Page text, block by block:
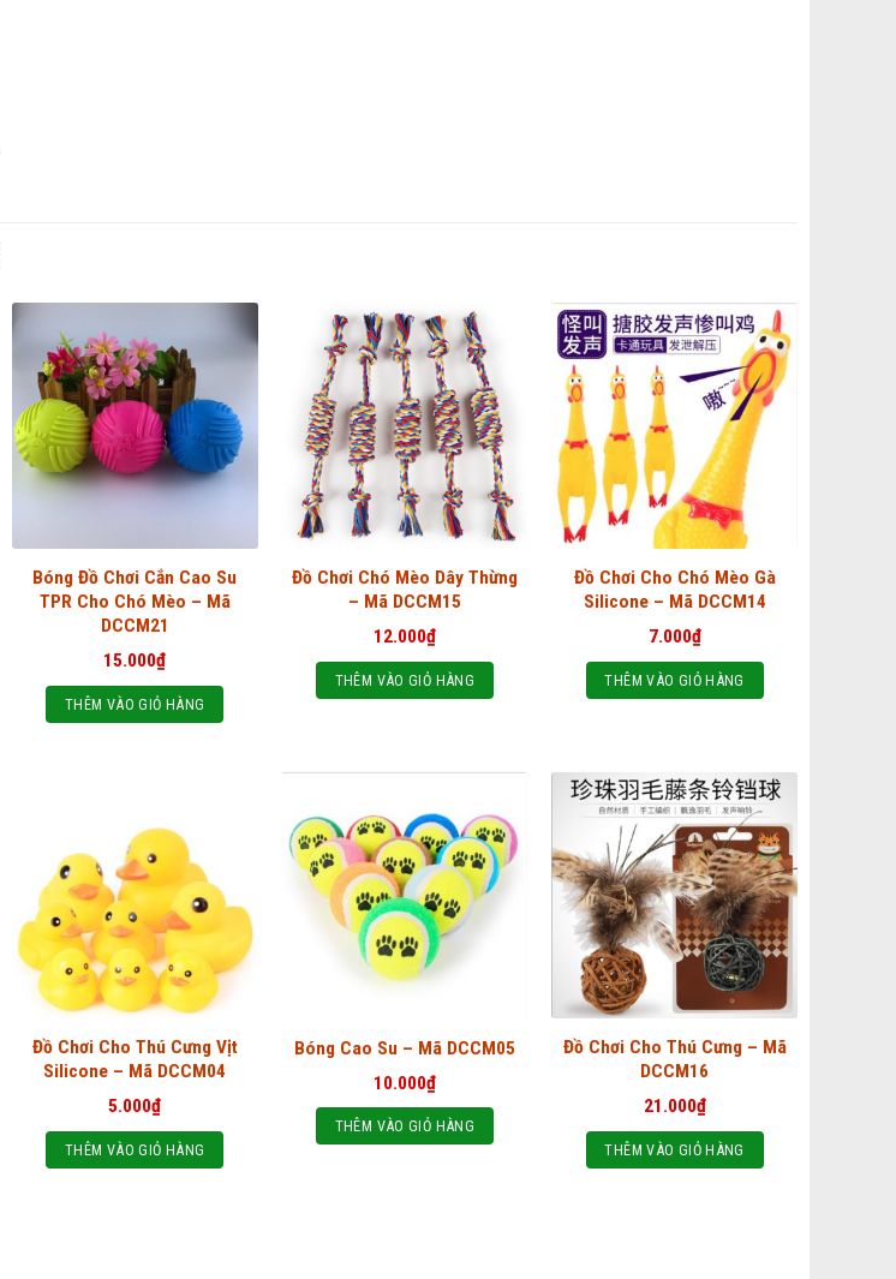
Bóng Đồ Chơi Cắn Cao Su
TPR Cho Chó Mèo – Mã
DCCM21
15.000₫
THÊM VÀO GIỎ HÀNG
Đồ Chơi Chó Mèo Dây Thừng
– Mã DCCM15
12.000₫
THÊM VÀO GIỎ HÀNG
Đồ Chơi Cho Chó Mèo Gà
Silicone – Mã DCCM14
7.000₫
THÊM VÀO GIỎ HÀNG
Đồ Chơi Cho Thú Cưng Vịt
Silicone – Mã DCCM04
5.000₫
THÊM VÀO GIỎ HÀNG
Bóng Cao Su – Mã DCCM05
10.000₫
THÊM VÀO GIỎ HÀNG
Đồ Chơi Cho Thú Cưng – Mã
DCCM16
21.000₫
THÊM VÀO GIỎ HÀNG